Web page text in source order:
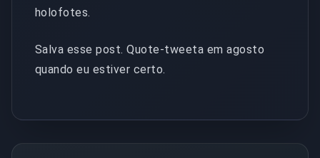
holofotes.
Salva esse post. Quote-tweeta em agosto
quando eu estiver certo.